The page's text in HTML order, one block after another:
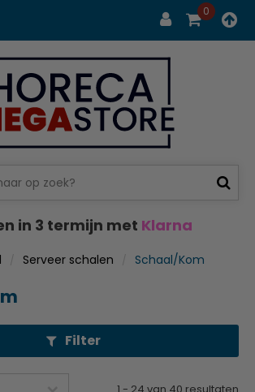
0
in 3 termijn met Klarna
Serveer schalen Schaal/Kom
Filter